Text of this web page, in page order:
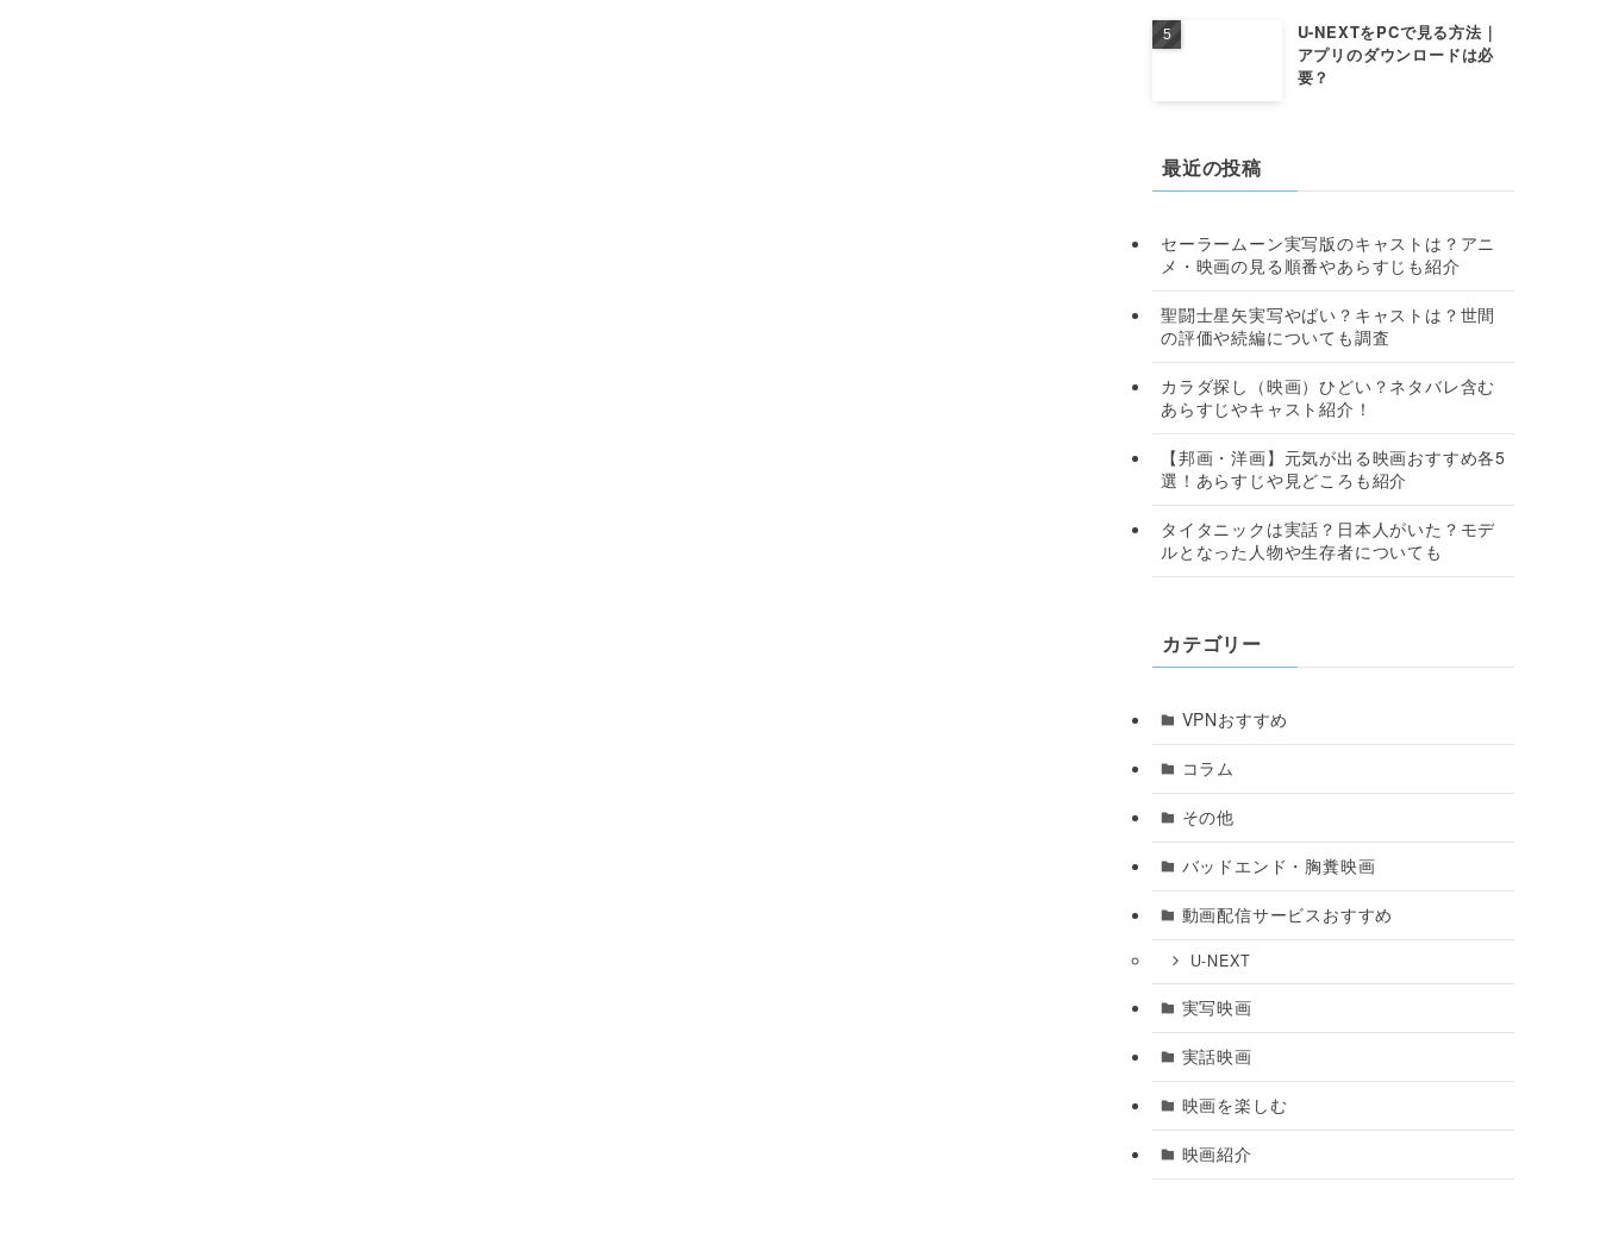
U-NEXTをPCで見る方法｜
アプリのダウンロードは必
要？
最近の投稿
セーラームーン実写版のキャストは？アニ
メ・映画の見る順番やあらすじも紹介
聖闘士星矢実写やばい？キャストは？世間
の評価や続編についても調査
カラダ探し（映画）ひどい？ネタバレ含む
あらすじやキャスト紹介！
【邦画・洋画】元気が出る映画おすすめ各5
選！あらすじや見どころも紹介
タイタニックは実話？日本人がいた？モデ
ルとなった人物や生存者についても
カテゴリー
VPNおすすめ
コラム
その他
バッドエンド・胸糞映画
動画配信サービスおすすめ
U-NEXT
実写映画
実話映画
映画を楽しむ
映画紹介